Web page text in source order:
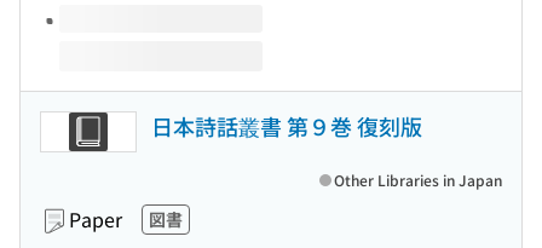
日本詩話叢書 第９巻 復刻版
Paper 図書
Other Libraries in Japan